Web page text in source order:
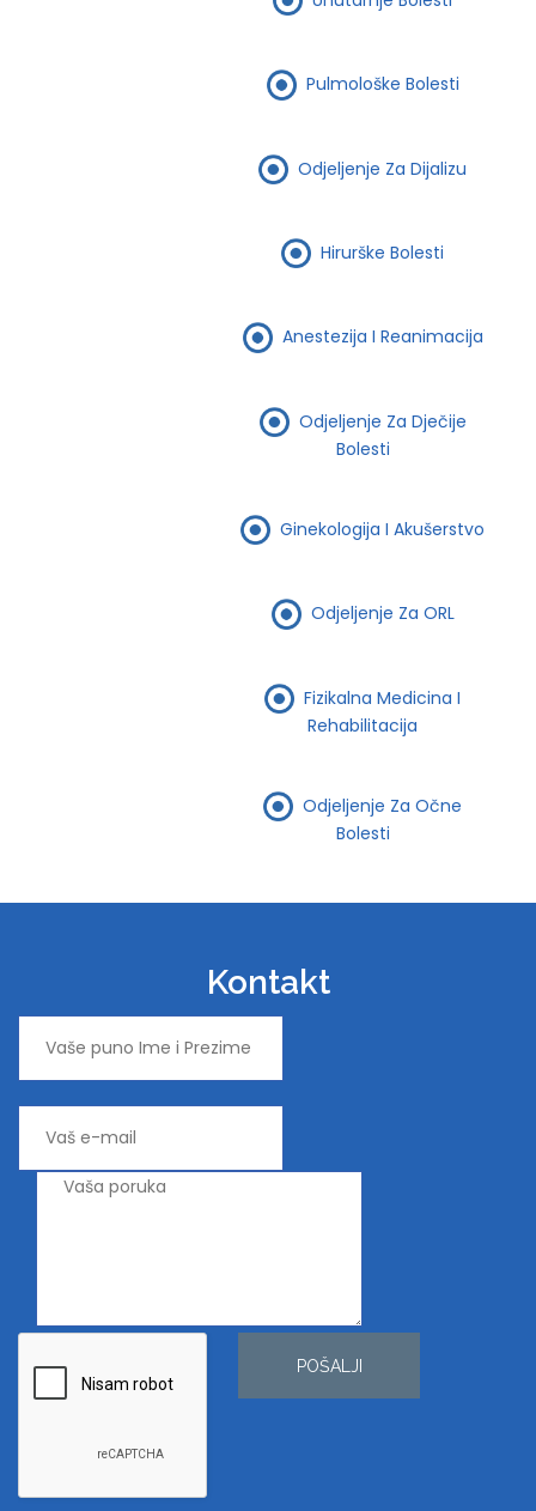
Pulmološke Bolesti
Odjeljenje Za Dijalizu
Hirurške Bolesti
Anestezija I Reanimacija
Odjeljenje Za Dječije
Bolesti
Ginekologija I Akušerstvo
Odjeljenje Za ORL
Fizikalna Medicina I
Rehabilitacija
Odjeljenje Za Očne
Bolesti
Kontakt
POŠALJI